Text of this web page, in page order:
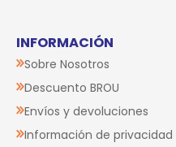
INFORMACIÓN
Sobre Nosotros
Descuento BROU
Envíos y devoluciones
Información de privacidad